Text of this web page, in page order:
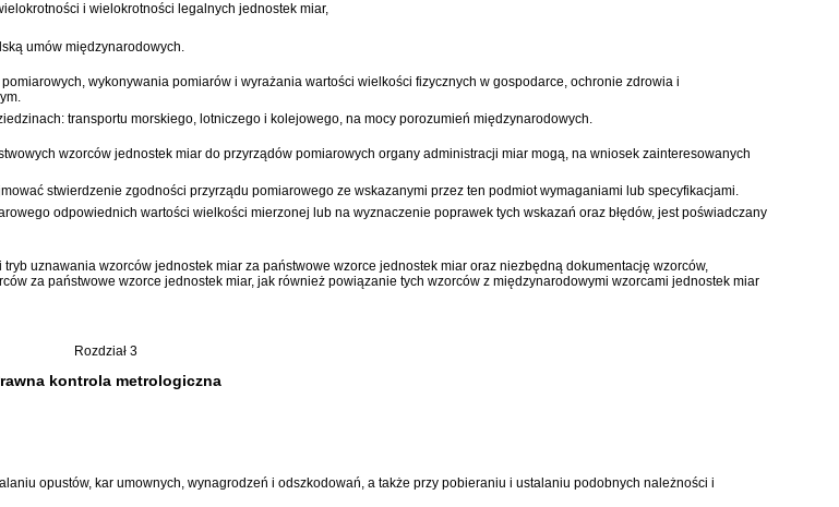
i wielokrotności legalnych jednostek miar,
umów międzynarodowych.
wykonywania pomiarów i wyrażania wartości wielkości fizycznych w gospodarce, ochronie zdrowia i
transportu morskiego, lotniczego i kolejowego, na mocy porozumień międzynarodowych.
wzorców jednostek miar do przyrządów pomiarowych organy administracji miar mogą, na wniosek zainteresowanych
stwierdzenie zgodności przyrządu pomiarowego ze wskazanymi przez ten podmiot wymaganiami lub specyfikacjami.
odpowiednich wartości wielkości mierzonej lub na wyznaczenie poprawek tych wskazań oraz błędów, jest poświadczany
uznawania wzorców jednostek miar za państwowe wzorce jednostek miar oraz niezbędną dokumentację wzorców,
za państwowe wzorce jednostek miar, jak również powiązanie tych wzorców z międzynarodowymi wzorcami jednostek miar
Rozdział 3
kontrola metrologiczna
opustów, kar umownych, wynagrodzeń i odszkodowań, a także przy pobieraniu i ustalaniu podobnych należności i